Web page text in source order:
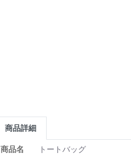
商品詳細
商品名 トートバッグ